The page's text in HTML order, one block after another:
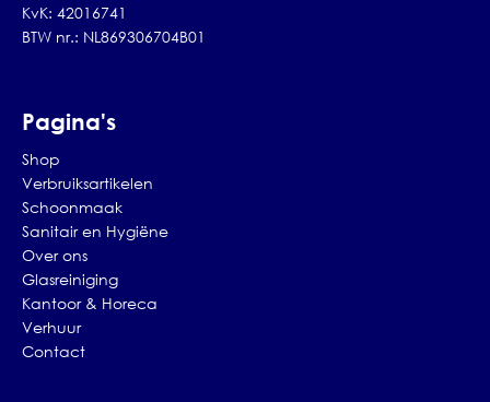
KvK: 42016741
BTW nr.: NL869306704B01
Pagina's
Shop
Verbruiksartikelen
Schoonmaak
Sanitair en Hygiëne
Over ons
Glasreiniging
Kantoor & Horeca
Verhuur
Contact